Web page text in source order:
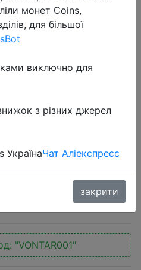
X4 Amlogic
ГБ, 4K, 128 м
"VONTAR001"
монет Coins,
для більшої
виключно для
з різних джерел
УкраїнаЧат Аліекспресс
закрити